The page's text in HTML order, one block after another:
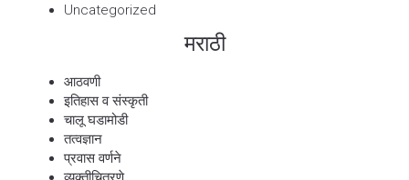
Uncategorized
मराठी
आठवणी
इतिहास व संस्कृती
चालू घडामोडी
तत्वज्ञान
प्रवास वर्णने